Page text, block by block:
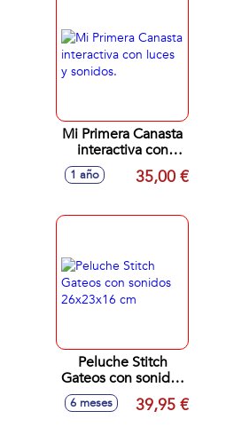
Mi Primera Canasta
interactiva con
luces y sonidos.
1 año 35,00 €
Peluche Stitch
Gateos con sonidos
26x23x16 cm
6 meses 39,95 €